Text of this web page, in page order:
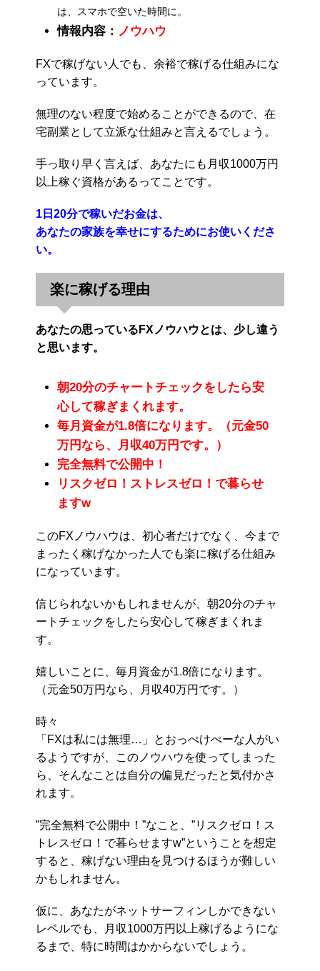
は、スマホで空いた時間に。
情報内容： ノウハウ
FXで稼げない人でも、余裕で稼げる仕組みにな
っています。
無理のない程度で始めることができるので、在
宅副業として立派な仕組みと言えるでしょう。
手っ取り早く言えば、あなたにも月収1000万円
以上稼ぐ資格があるってことです。
1日20分で稼いだお金は、
あなたの家族を幸せにするためにお使いくださ
い。
楽に稼げる理由
あなたの思っているFXノウハウとは、少し違う
と思います。
朝20分のチャートチェックをしたら安
心して稼ぎまくれます。
毎月資金が1.8倍になります。（元金50
万円なら、月収40万円です。）
完全無料で公開中！
リスクゼロ！ストレスゼロ！で暮らせ
ますw
このFXノウハウは、初心者だけでなく、今まで
まったく稼げなかった人でも楽に稼げる仕組み
になっています。
信じられないかもしれませんが、朝20分のチャ
ートチェックをしたら安心して稼ぎまくれま
す。
嬉しいことに、毎月資金が1.8倍になります。
（元金50万円なら、月収40万円です。）
時々
「FXは私には無理…」とおっぺけぺーな人がい
るようですが、このノウハウを使ってしまった
ら、そんなことは自分の偏見だったと気付かさ
れます。
”完全無料で公開中！”なこと、”リスクゼロ！ス
トレスゼロ！で暮らせますw”ということを想定
すると、稼げない理由を見つけるほうが難しい
かもしれません。
仮に、あなたがネットサーフィンしかできない
レベルでも、月収1000万円以上稼げるようにな
るまで、特に時間はかからないでしょう。